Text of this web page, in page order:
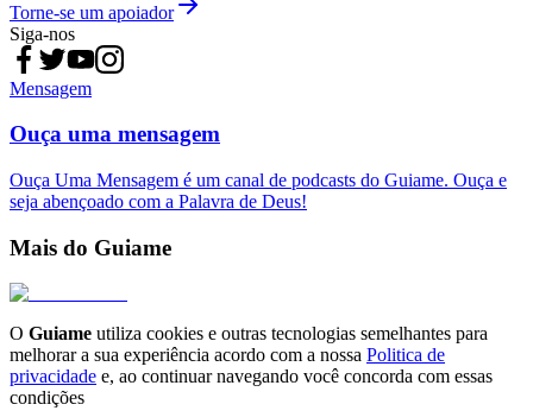
Torne-se um apoiador
Siga-nos
Mensagem
Ouça uma mensagem
Ouça Uma Mensagem é um canal de podcasts do Guiame. Ouça e
seja abençoado com a Palavra de Deus!
Mais do Guiame
O Guiame utiliza cookies e outras tecnologias semelhantes para
melhorar a sua experiência acordo com a nossa Politica de
privacidade e, ao continuar navegando você concorda com essas
condições